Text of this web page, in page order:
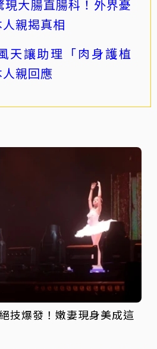
現大腸直腸科！外界憂
親揭真相
天讓助理「肉身護植
親回應
技爆發！嫩妻現身美成這